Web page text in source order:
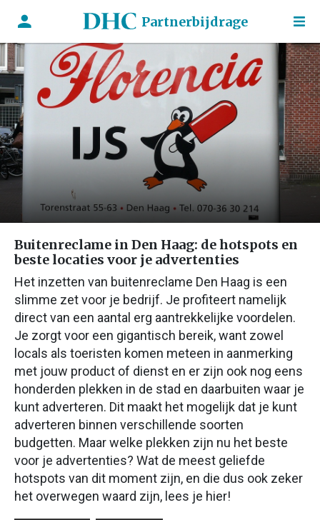
Partnerbijdrage
Buitenreclame in Den Haag: de hotspots en
beste locaties voor je advertenties
Het inzetten van buitenreclame Den Haag is een
slimme zet voor je bedrijf. Je profiteert namelijk
direct van een aantal erg aantrekkelijke voordelen.
Je zorgt voor een gigantisch bereik, want zowel
locals als toeristen komen meteen in aanmerking
met jouw product of dienst en er zijn ook nog eens
honderden plekken in de stad en daarbuiten waar je
kunt adverteren. Dit maakt het mogelijk dat je kunt
adverteren binnen verschillende soorten
budgetten. Maar welke plekken zijn nu het beste
voor je advertenties? Wat de meest geliefde
hotspots van dit moment zijn, en die dus ook zeker
het overwegen waard zijn, lees je hier!